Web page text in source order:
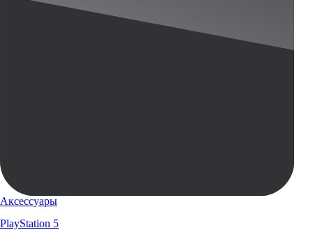
Аксессуары
PlayStation 5